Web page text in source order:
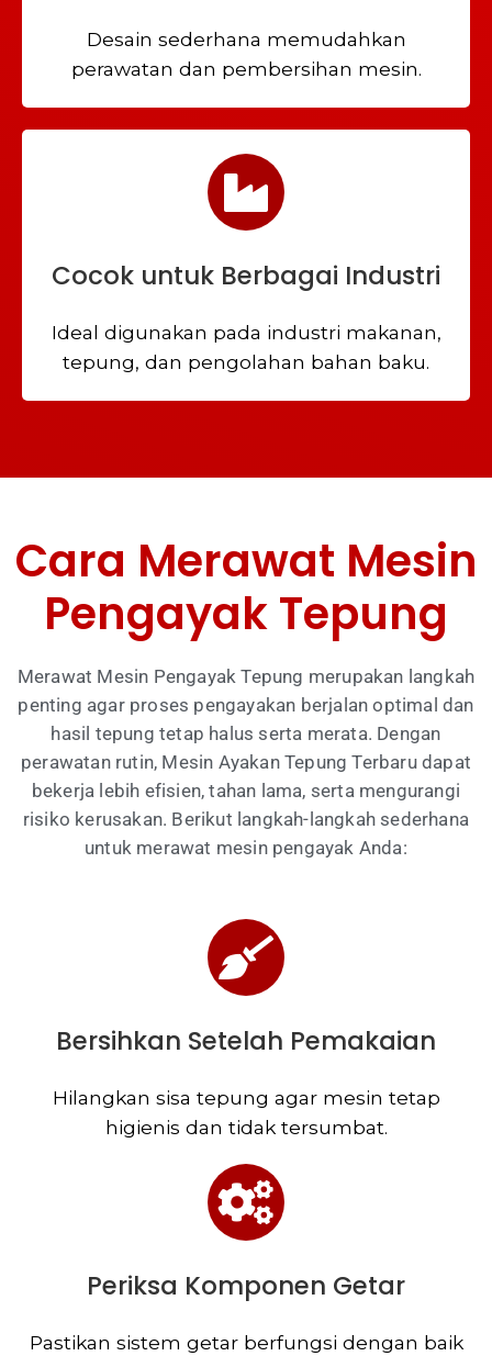
Desain sederhana memudahkan
perawatan dan pembersihan mesin.
Cocok untuk Berbagai Industri
Ideal digunakan pada industri makanan,
tepung, dan pengolahan bahan baku.
Cara Merawat Mesin
Pengayak Tepung
Merawat Mesin Pengayak Tepung merupakan langkah
penting agar proses pengayakan berjalan optimal dan
hasil tepung tetap halus serta merata. Dengan
perawatan rutin, Mesin Ayakan Tepung Terbaru dapat
bekerja lebih efisien, tahan lama, serta mengurangi
risiko kerusakan. Berikut langkah-langkah sederhana
untuk merawat mesin pengayak Anda:
Bersihkan Setelah Pemakaian
Hilangkan sisa tepung agar mesin tetap
higienis dan tidak tersumbat.
Periksa Komponen Getar
Pastikan sistem getar berfungsi dengan baik